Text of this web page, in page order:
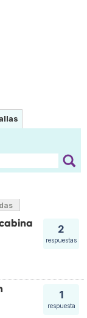
2
respuestas
1
respuesta